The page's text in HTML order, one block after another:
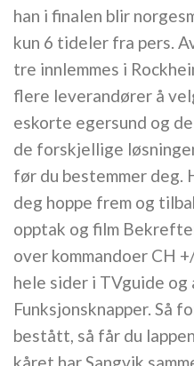
han i finalen blir
kun 6 tideler fra pers.
tre innlemmes i
flere leverandører å
eskorte egersund og
de forskjellige
før du bestemmer deg.
deg hoppe frem og
opptak og film
over kommandoer CH
hele sider i TVguide
Funksjonsknapper. Så
bestått, så får du
kåret har Sangvik